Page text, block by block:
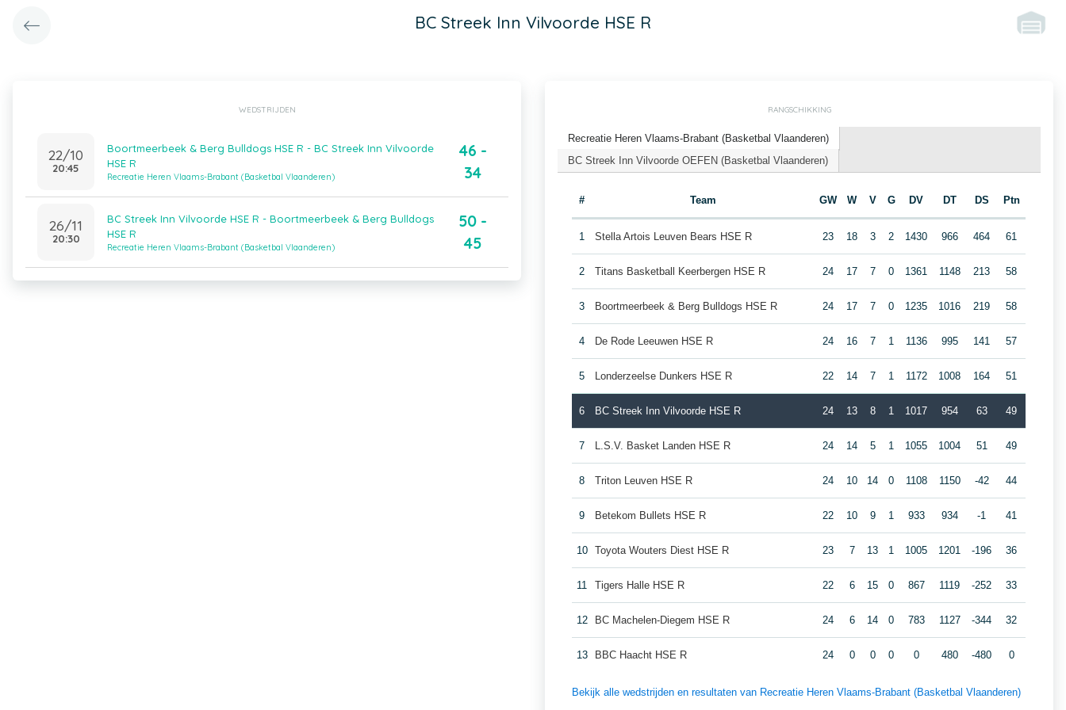
BC Streek Inn Vilvoorde HSE R
WEDSTRIJDEN
22/10
20:45
Boortmeerbeek & Berg Bulldogs HSE R - BC Streek Inn Vilvoorde
HSE R
Recreatie Heren Vlaams-Brabant (Basketbal Vlaanderen)
46 -
34
26/11
20:30
BC Streek Inn Vilvoorde HSE R - Boortmeerbeek & Berg Bulldogs
HSE R
Recreatie Heren Vlaams-Brabant (Basketbal Vlaanderen)
50 -
45
RANGSCHIKKING
Recreatie Heren Vlaams-Brabant (Basketbal Vlaanderen)
BC Streek Inn Vilvoorde OEFEN (Basketbal Vlaanderen)
# Team GW W V G DV DT DS Ptn
1 Stella Artois Leuven Bears HSE R 23 18 3 2 1430 966 464 61
2 Titans Basketball Keerbergen HSE R 24 17 7 0 1361 1148 213 58
3 Boortmeerbeek & Berg Bulldogs HSE R 24 17 7 0 1235 1016 219 58
4 De Rode Leeuwen HSE R 24 16 7 1 1136 995 141 57
5 Londerzeelse Dunkers HSE R 22 14 7 1 1172 1008 164 51
6 BC Streek Inn Vilvoorde HSE R 24 13 8 1 1017 954 63 49
7 L.S.V. Basket Landen HSE R 24 14 5 1 1055 1004 51 49
8 Triton Leuven HSE R 24 10 14 0 1108 1150 -42 44
9 Betekom Bullets HSE R 22 10 9 1 933 934 -1 41
10 Toyota Wouters Diest HSE R 23 7 13 1 1005 1201 -196 36
11 Tigers Halle HSE R 22 6 15 0 867 1119 -252 33
12 BC Machelen-Diegem HSE R 24 6 14 0 783 1127 -344 32
13 BBC Haacht HSE R 24 0 0 0 0 480 -480 0
Bekijk alle wedstrijden en resultaten van Recreatie Heren Vlaams-Brabant (Basketbal Vlaanderen)